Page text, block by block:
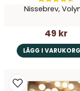
Nissebrev,
49 kr
LÄGG I